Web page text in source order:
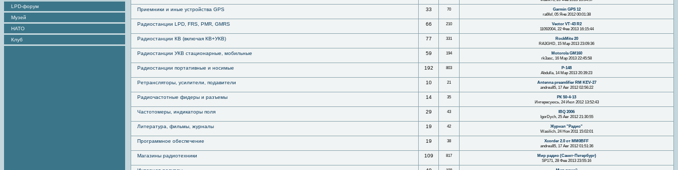
LPD-форум
Музей
НАТО
Клуб
Приемники и иные устройства GPS 33 70
Garmin GPS 12
ra6fsf, 05 Янв 2012 00:01:38
Радиостанции LPD, FRS, PMR, GMRS 66 210
Vector VT-43 R2
11092004, 22 Фев 2013 16:15:44
Радиостанции КВ (включая КВ+УКВ) 77 331
RockMite 20
RA3GHD, 15 Мар 2013 23:09:36
Радиостанции УКВ стационарные, мобильные 59 194
Motorola GM160
rk3asc, 16 Мар 2013 22:45:58
Радиостанции портативные и носимые 192 803
Р-148
Abdulla, 14 Мар 2013 20:39:23
Ретрансляторы, усилители, подавители 10 21
Antenna preamlifier RM KEV-27
andreu85, 17 Авг 2012 02:56:22
Радиочастотные фидеры и разъемы 14 35
РК 50-4-13
Интересуюсь, 24 Июл 2012 13:52:43
Частотомеры, индикаторы поля 29 43
IBQ 2006
IgorDych, 25 Авг 2012 21:30:55
Литература, фильмы, журналы 19 42
Журнал "Радио"
Wasilich, 24 Ноя 2011 15:02:01
Программное обеспечение 19 38
Xcorder 2.0 от MM0BFF
andreu85, 17 Авг 2012 01:51:36
Магазины радиотехники 109 817
Мир радио (Санкт-Петербург)
SP171, 28 Фев 2013 23:55:16